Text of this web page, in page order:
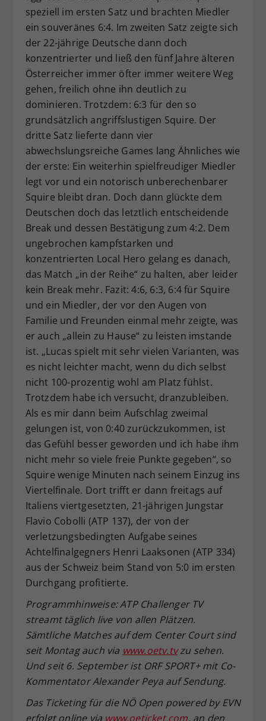
speziell im ersten Satz und brachten Miedler
ein souveränes 6:4. Im zweiten Satz zeigte sich
der 22-jährige Deutsche dann doch
konzentrierter und ließ den fünf Jahre älteren
Österreicher immer öfter immer weitere Weg
gehen, freilich ohne ihn deutlich zu
dominieren. Trotzdem: 6:3 für den so
grundsätzlich angriffslustigen Squire. Der
dritte Satz lieferte dann vier
abwechslungsreiche Games lang Ähnliches wie
der erste: Ein weiterhin spielfreudiger Miedler
legt vor und ein notorisch unberechenbarer
Squire bleibt dran. Doch dann glückte dem
Deutschen doch das letztlich entscheidende
Break und dessen Bestätigung zum 4:2. Dem
ungebrochen kampfstarken und
konzentrierten Local Hero gelang es danach,
das Match „in der Reihe“ zu halten, aber leider
kein Break mehr. Fazit: 4:6, 6:3, 6:4 für Squire
und ein Miedler, der vor den Augen von
Familie und Freunden einmal mehr zeigte, was
er auch „allein zu Hause“ zu leisten imstande
ist. „Lucas spielt mit sehr vielen Varianten, was
es nicht leichter macht, wenn du dich selbst
nicht 100-prozentig wohl am Platz fühlst.
Trotzdem habe ich versucht, dranzubleiben.
Als es mir dann beim Aufschlag zweimal
gelungen ist, von 0:40 zurückzukommen, ist
das Gefühl besser geworden und ich habe ihm
nicht mehr so viele freie Punkte gegeben“, so
Squire wenige Minuten nach seinem Einzug ins
Viertelfinale. Dort trifft er dann freitags auf
Italiens viertgesetzten, 21-jährigen Jungstar
Flavio Cobolli (ATP 137), der von der
verletzungsbedingten Aufgabe seines
Achtelfinalgegners Henri Laaksonen (ATP 334)
aus der Schweiz beim Stand von 5:0 im ersten
Durchgang profitierte.
Programmhinweise: ATP Challenger TV
streamt täglich live von allen Plätzen.
Sämtliche Matches auf dem Center Court sind
seit Montag auch via www.oetv.tvzu sehen.
Und seit 6. September ist ORF SPORT+ mit Co-
Kommentator Alexander Peya auf Sendung.
Das Ticketing für die NÖ Open powered by EVN
erfolgt online via www.oeticket.com, an den